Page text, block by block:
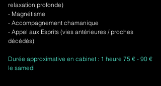
relaxation profonde)
- Magnétisme
- Accompagnement chamanique
- Appel aux Esprits (vies antérieures / proches
décédés)
Durée approximative en cabinet : 1 heure 75 € - 90 €
le samedi